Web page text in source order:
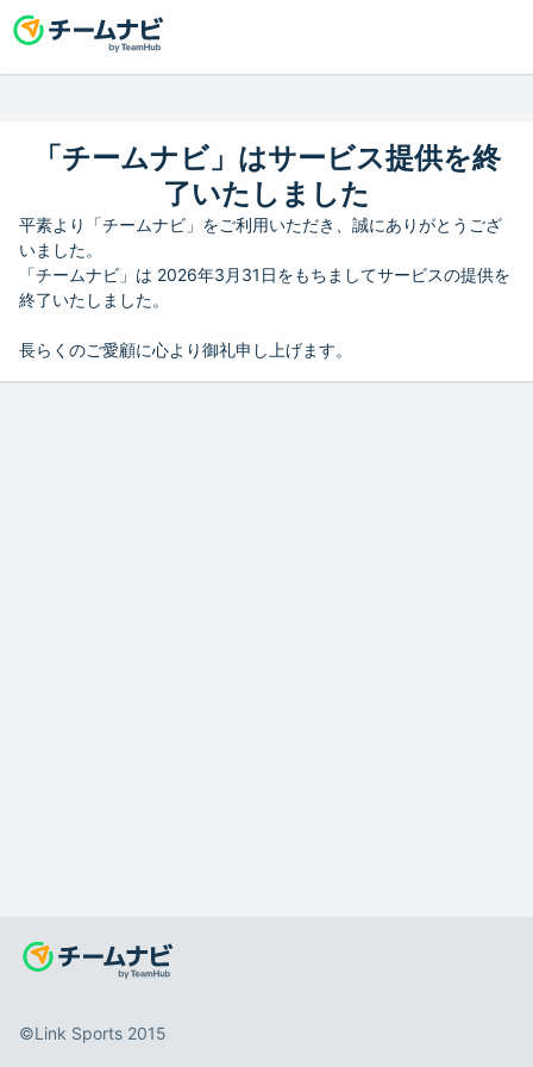
「チームナビ」はサービス提供を終
了いたしました
平素より「チームナビ」をご利用いただき、誠にありがとうござ
いました。
「チームナビ」は 2026年3月31日をもちましてサービスの提供を
終了いたしました。
長らくのご愛顧に心より御礼申し上げます。
©️Link Sports 2015